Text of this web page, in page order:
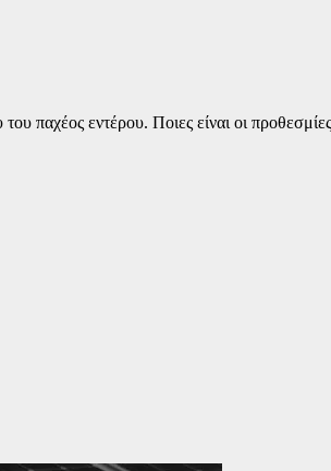
εντέρου. Ποιες είναι οι προθεσμίες